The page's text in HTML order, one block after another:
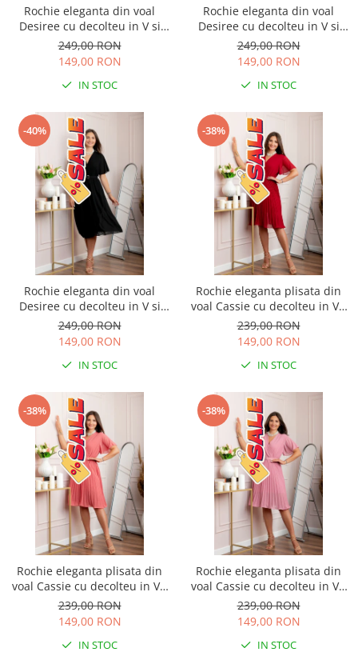
Rochie eleganta din voal
Desiree cu decolteu in V si
curea - Turcoaz
249,00 RON
149,00 RON
IN STOC
Rochie eleganta din voal
Desiree cu decolteu in V si
curea - Bleumarin
249,00 RON
149,00 RON
IN STOC
-40%
Rochie eleganta din voal
Desiree cu decolteu in V si
curea - Negru
249,00 RON
149,00 RON
IN STOC
-38%
Rochie eleganta plisata din
voal Cassie cu decolteu in V -
Grena
239,00 RON
149,00 RON
IN STOC
-38%
Rochie eleganta plisata din
voal Cassie cu decolteu in V -
Corai
239,00 RON
149,00 RON
IN STOC
-38%
Rochie eleganta plisata din
voal Cassie cu decolteu in V -
Roz
239,00 RON
149,00 RON
IN STOC